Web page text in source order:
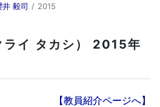
井 毅司 2015
ライ タカシ） 2015年
【教員紹介ページへ】